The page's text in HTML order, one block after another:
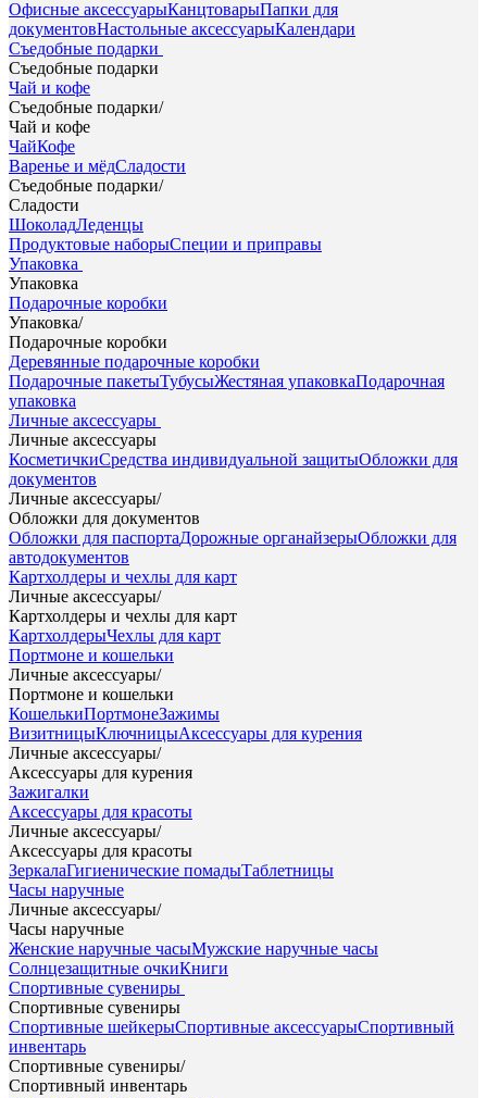
Офисные аксессуарыКанцтоварыПапки для
документовНастольные аксессуарыКалендари
Съедобные подарки
Съедобные подарки
Чай и кофе
Съедобные подарки/
Чай и кофе
ЧайКофе
Варенье и мёдСладости
Съедобные подарки/
Сладости
ШоколадЛеденцы
Продуктовые наборыСпеции и приправы
Упаковка
Упаковка
Подарочные коробки
Упаковка/
Подарочные коробки
Деревянные подарочные коробки
Подарочные пакетыТубусыЖестяная упаковкаПодарочная
упаковка
Личные аксессуары
Личные аксессуары
КосметичкиСредства индивидуальной защитыОбложки для
документов
Личные аксессуары/
Обложки для документов
Обложки для паспортаДорожные органайзерыОбложки для
автодокументов
Картхолдеры и чехлы для карт
Личные аксессуары/
Картхолдеры и чехлы для карт
КартхолдерыЧехлы для карт
Портмоне и кошельки
Личные аксессуары/
Портмоне и кошельки
КошелькиПортмонеЗажимы
ВизитницыКлючницыАксессуары для курения
Личные аксессуары/
Аксессуары для курения
Зажигалки
Аксессуары для красоты
Личные аксессуары/
Аксессуары для красоты
ЗеркалаГигиенические помадыТаблетницы
Часы наручные
Личные аксессуары/
Часы наручные
Женские наручные часыМужские наручные часы
Солнцезащитные очкиКниги
Спортивные сувениры
Спортивные сувениры
Спортивные шейкерыСпортивные аксессуарыСпортивный
инвентарь
Спортивные сувениры/
Спортивный инвентарь